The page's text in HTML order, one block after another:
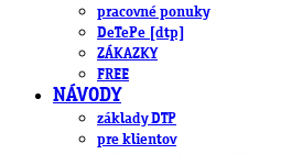
pracovné ponuky
DeTePe [dtp]
ZÁKAZKY
FREE
NÁVODY
základy DTP
pre klientov